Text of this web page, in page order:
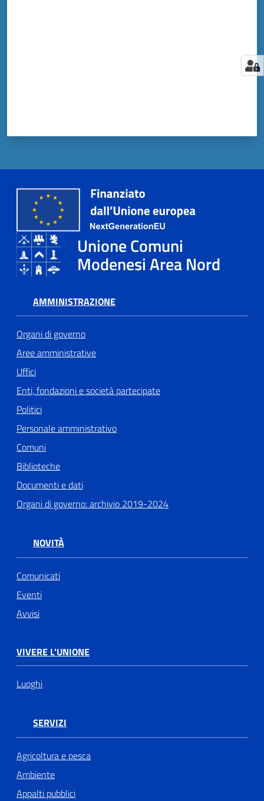
Unione Comuni
Modenesi Area Nord
AMMINISTRAZIONE
Organi di governo
Aree amministrative
Uffici
Enti, fondazioni e società partecipate
Politici
Personale amministrativo
Comuni
Biblioteche
Documenti e dati
Organi di governo: archivio 2019-2024
NOVITÀ
Comunicati
Eventi
Avvisi
VIVERE L'UNIONE
Luoghi
SERVIZI
Agricoltura e pesca
Ambiente
Appalti pubblici